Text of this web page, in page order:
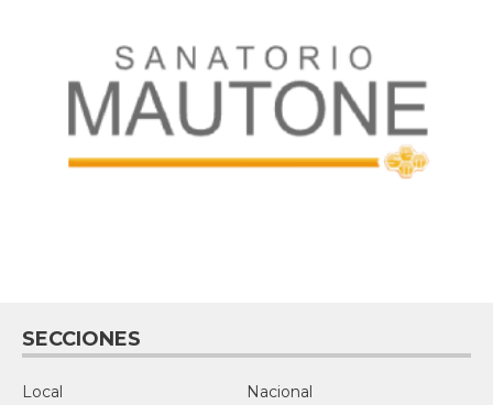
SECCIONES
Local
Nacional